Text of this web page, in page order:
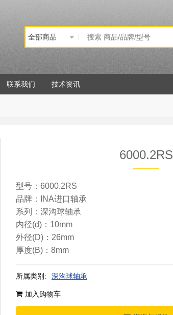
联系我们 技术资讯
6000.2RS
型号：6000.2RS
品牌：INA进口轴承
系列：深沟球轴承
内径(d)：10mm
外径(D)：26mm
厚度(B)：8mm
所属类别: 深沟球轴承
加入购物车